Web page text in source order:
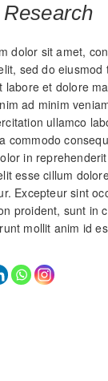
dolor sit amet,
sed do eiusmod
labore et dolore
ad minim
ullamco
commodo
in
esse cillum
Excepteur sint
proident, sunt in
mollit anim id